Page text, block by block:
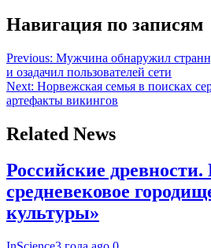
Навигация по записям
Previous: Мужчина обнаружил
и озадачил пользователей сети
Next: Норвежская семья в поисках
артефакты викингов
Related News
Российские
средневековое
культуры»